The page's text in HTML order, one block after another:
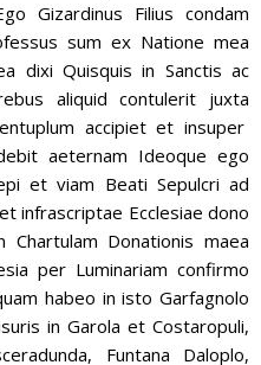
Gizardinus Filius condam
sum ex Natione mea
dixi Quisquis in Sanctis ac
aliquid contulerit juxta
accipiet et insuper
aeternam Ideoque ego
et viam Beati Sepulcri ad
infrascriptae Ecclesiae dono
Donationis maea
per Luminariam confirmo
habeo in isto Garfagnolo
in Garola et Costaropuli,
Funtana Daloplo,